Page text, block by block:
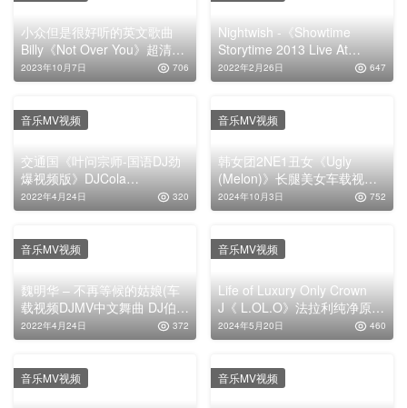
小众但是很好听的英文歌曲
Billy《Not Over You》超清车
载MV下载
2023年10月7日 706
Nightwish -《Showtime
Storytime 2013 Live At
Wacken Open
2022年2月26日 647
交通国《叶问宗师-国语DJ劲
爆视频版》DJCola
Remix【高清MP4】
2022年4月24日 320
音乐MV视频
韩女团2NE1丑女《Ugly
(Melon)》长腿美女车载视频
MP4下载
2024年10月3日 752
音乐MV视频
魏明华 – 不再等候的姑娘(车
载视频DJMV中文舞曲 DJ伯
格)【高清MP4】
2022年4月24日 372
音乐MV视频
Life of Luxury Only Crown
J《 L.OL.O》法拉利纯净原版
车载MP4
2024年5月20日 460
音乐MV视频
音乐MV视频 音乐MV视频